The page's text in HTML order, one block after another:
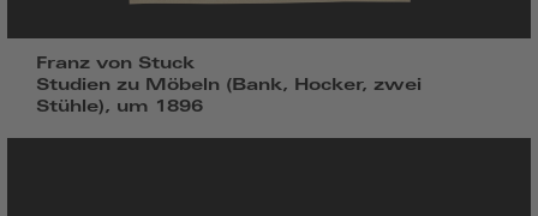
Franz von Stuck
Studien zu Möbeln (Bank, Hocker, zwei
Stühle), um 1896